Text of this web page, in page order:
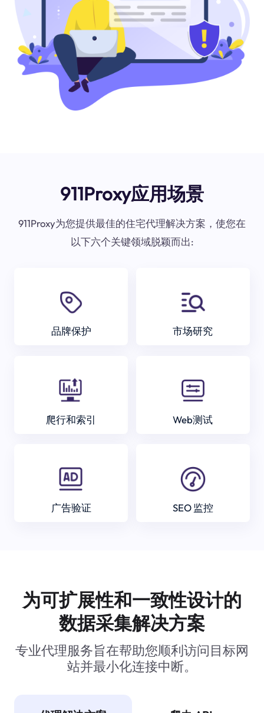
911Proxy应用场景
911Proxy为您提供最佳的住宅代理解决方案，使您在
以下六个关键领域脱颖而出:
品牌保护 市场研究
爬行和索引 Web测试
广告验证 SEO 监控
为可扩展性和一致性设计的
数据采集解决方案
专业代理服务旨在帮助您顺利访问目标网
站并最小化连接中断。